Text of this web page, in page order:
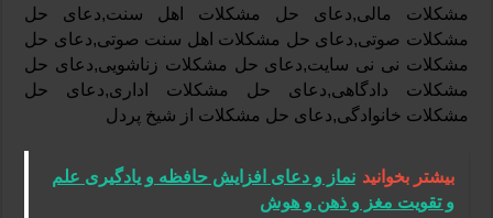
مشکلات مالی,دعای حل مشکلات اهل سنت,دعای حل
مشکلات صوتی,دعای حل مشکلات اهل سنت صوتی,دعای حل
مشکلات نی نی سایت,دعای حل مشکلات زناشویی,دعای حل
مشکلات دادگاهی,دعای حل مشکلات اداری,دعای حل
مشکلات خانوادگی,دعای حل مشکلات از شیخ پردل
بیشتر بخوانید نماز و دعای افزایش حافظه و یادگیری علم
و تقویت مغز و ذهن و هوش